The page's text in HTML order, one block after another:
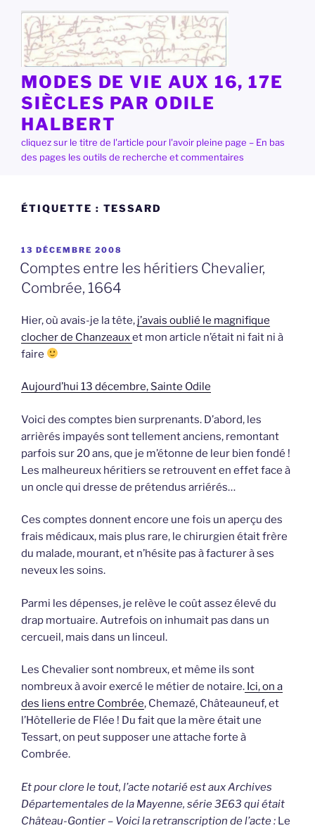
contenu
principal
MODES DE VIE AUX 16, 17E
SIÈCLES PAR ODILE
HALBERT
cliquez sur le titre de l'article pour l'avoir pleine page – En bas
des pages les outils de recherche et commentaires
ÉTIQUETTE : TESSARD
PUBLIÉ
LE
13 DÉCEMBRE 2008
Comptes entre les héritiers Chevalier,
Combrée, 1664
Hier, où avais-je la tête, j’avais oublié le magnifique
clocher de Chanzeauxet mon article n’était ni fait ni à
faire
Aujourd’hui 13 décembre, Sainte Odile
Voici des comptes bien surprenants. D’abord, les
arrièrés impayés sont tellement anciens, remontant
parfois sur 20 ans, que je m’étonne de leur bien fondé !
Les malheureux héritiers se retrouvent en effet face à
un oncle qui dresse de prétendus arriérés…
Ces comptes donnent encore une fois un aperçu des
frais médicaux, mais plus rare, le chirurgien était frère
du malade, mourant, et n’hésite pas à facturer à ses
neveux les soins.
Parmi les dépenses, je relève le coût assez élevé du
drap mortuaire. Autrefois on inhumait pas dans un
cercueil, mais dans un linceul.
Les Chevalier sont nombreux, et même ils sont
nombreux à avoir exercé le métier de notaire. Ici, on a
des liens entre Combrée, Chemazé, Châteauneuf, et
l’Hôtellerie de Flée ! Du fait que la mère était une
Tessart, on peut supposer une attache forte à
Combrée.
Et pour clore le tout, l’acte notarié est aux Archives
Départementales de la Mayenne, série 3E63 qui était
Château-Gontier – Voici la retranscription de l’acte : Le